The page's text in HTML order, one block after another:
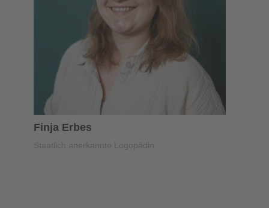
Finja Erbes
Staatlich anerkannte Logopädin